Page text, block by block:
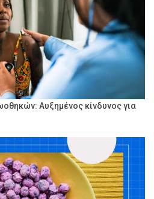
Αυξημένος κίνδυνος για